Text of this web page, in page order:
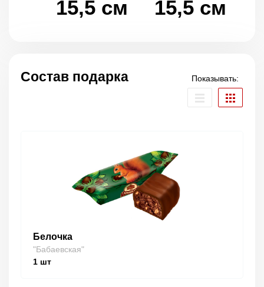
15,5 см 15,5 см
Состав подарка Показывать:
Белочка
"Бабаевская"
1 шт